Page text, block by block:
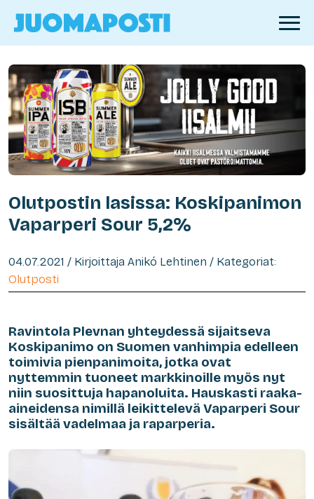
Olutpostin lasissa: Koskipanimon
Vaparperi Sour 5,2%
04.07.2021 / Kirjoittaja Anikó Lehtinen / Kategoriat:
Olutposti
Ravintola Plevnan yhteydessä sijaitseva
Koskipanimo on Suomen vanhimpia edelleen
toimivia pienpanimoita, jotka ovat
nyttemmin tuoneet markkinoille myös nyt
niin suosittuja hapanoluita. Hauskasti raaka-
aineidensa nimillä leikittelevä Vaparperi Sour
sisältää vadelmaa ja raparperia.